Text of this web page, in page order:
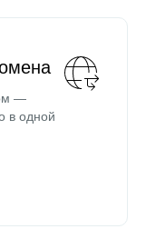
—
в одной